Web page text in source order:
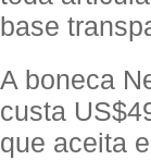
base
A boneca
custa
que aceita